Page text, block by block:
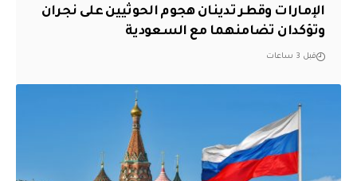
الإمارات وقطر تدينان هجوم الحوثيين على نجران
وتؤكدان تضامنهما مع السعودية
قبل 3 ساعات